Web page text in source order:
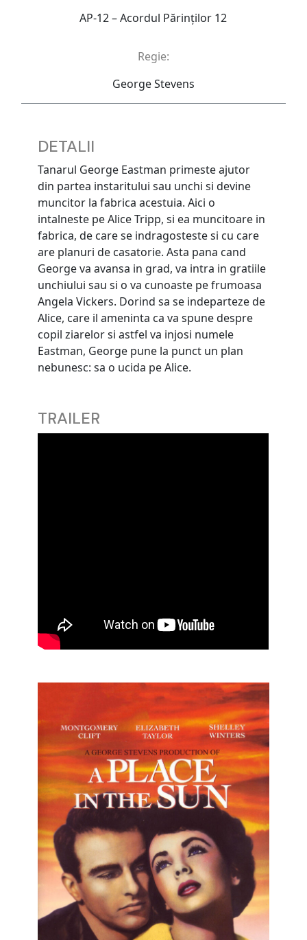
AP-12 – Acordul Părinţilor 12
Regie:
George Stevens
DETALII
Tanarul George Eastman primeste ajutor
din partea instaritului sau unchi si devine
muncitor la fabrica acestuia. Aici o
intalneste pe Alice Tripp, si ea muncitoare in
fabrica, de care se indragosteste si cu care
are planuri de casatorie. Asta pana cand
George va avansa in grad, va intra in gratiile
unchiului sau si o va cunoaste pe frumoasa
Angela Vickers. Dorind sa se indeparteze de
Alice, care il ameninta ca va spune despre
copil ziarelor si astfel va injosi numele
Eastman, George pune la punct un plan
nebunesc: sa o ucida pe Alice.
TRAILER